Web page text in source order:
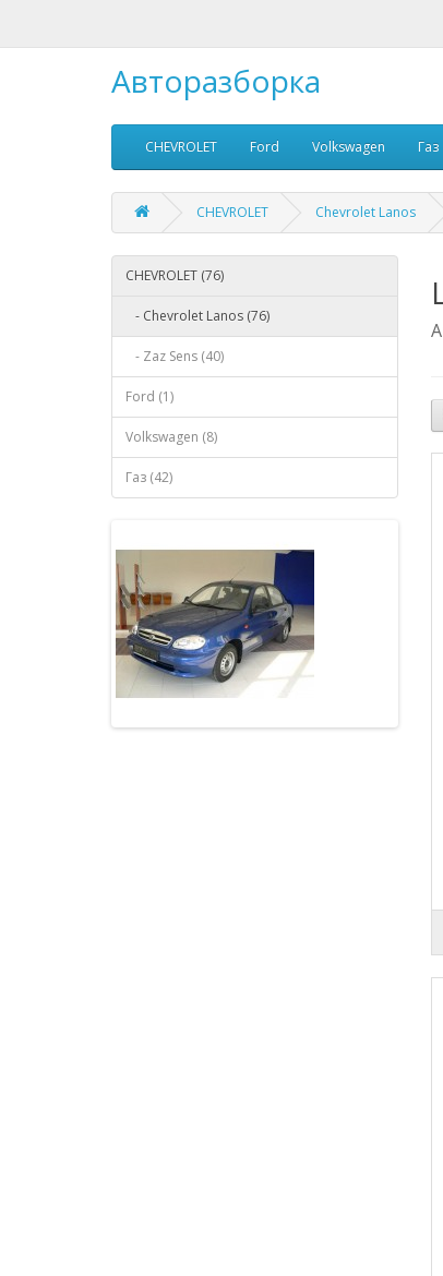
Авторазборка
CHEVROLET Ford Volkswagen Газ
CHEVROLET Chevrolet Lanos
CHEVROLET (76)
- Chevrolet Lanos (76)
- Zaz Sens (40)
Ford (1)
Volkswagen (8)
Газ (42)